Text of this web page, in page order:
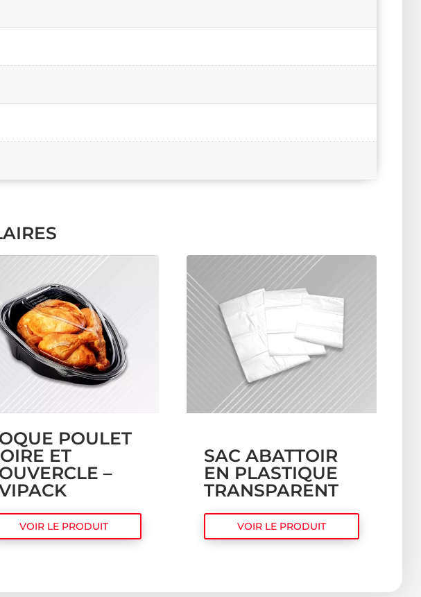
POULET
ET
–
VOIR LE PRODUIT
SAC ABATTOIR
EN PLASTIQUE
TRANSPARENT
VOIR LE PRODUIT